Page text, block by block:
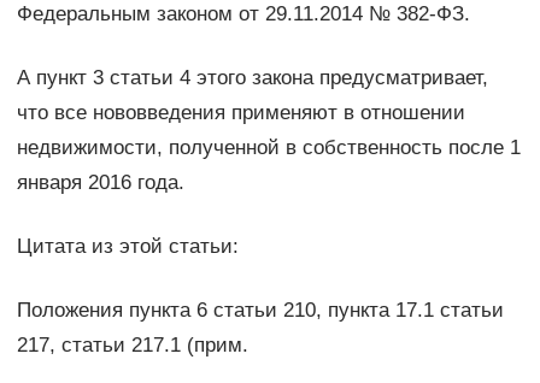
Федеральным законом от 29.11.2014 № 382-ФЗ.
А пункт 3 статьи 4 этого закона предусматривает,
что все нововведения применяют в отношении
недвижимости, полученной в собственность после 1
января 2016 года.
Цитата из этой статьи:
Положения пункта 6 статьи 210, пункта 17.1 статьи
217, статьи 217.1 (прим.